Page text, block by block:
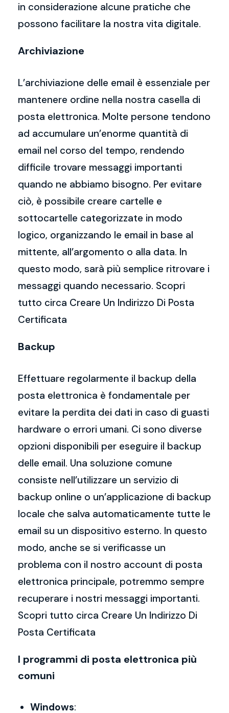
in considerazione alcune pratiche che
possono facilitare la nostra vita digitale.
Archiviazione
L’archiviazione delle email è essenziale per
mantenere ordine nella nostra casella di
posta elettronica. Molte persone tendono
ad accumulare un’enorme quantità di
email nel corso del tempo, rendendo
difficile trovare messaggi importanti
quando ne abbiamo bisogno. Per evitare
ciò, è possibile creare cartelle e
sottocartelle categorizzate in modo
logico, organizzando le email in base al
mittente, all’argomento o alla data. In
questo modo, sarà più semplice ritrovare i
messaggi quando necessario. Scopri
tutto circa Creare Un Indirizzo Di Posta
Certificata
Backup
Effettuare regolarmente il backup della
posta elettronica è fondamentale per
evitare la perdita dei dati in caso di guasti
hardware o errori umani. Ci sono diverse
opzioni disponibili per eseguire il backup
delle email. Una soluzione comune
consiste nell’utilizzare un servizio di
backup online o un’applicazione di backup
locale che salva automaticamente tutte le
email su un dispositivo esterno. In questo
modo, anche se si verificasse un
problema con il nostro account di posta
elettronica principale, potremmo sempre
recuperare i nostri messaggi importanti.
Scopri tutto circa Creare Un Indirizzo Di
Posta Certificata
I programmi di posta elettronica più
comuni
Windows: